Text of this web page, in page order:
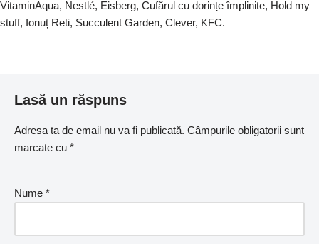
VitaminAqua, Nestlé, Eisberg, Cufărul cu dorințe împlinite, Hold my
stuff, Ionuț Reti, Succulent Garden, Clever, KFC.
Lasă un răspuns
Adresa ta de email nu va fi publicată. Câmpurile obligatorii sunt
marcate cu *
Nume *